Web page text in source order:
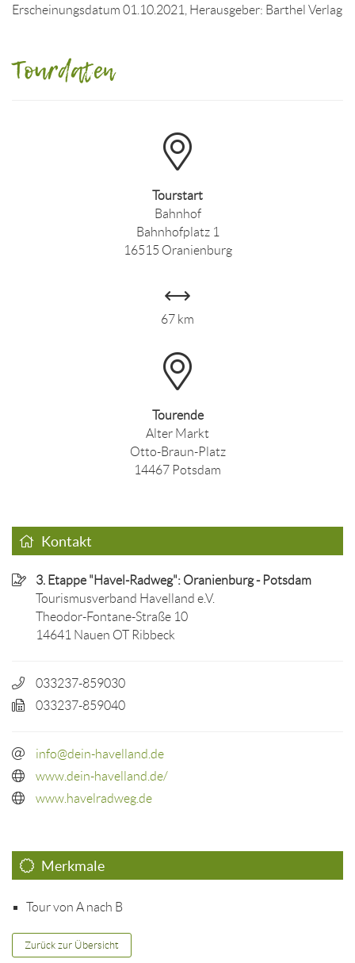
Erscheinungsdatum 01.10.2021, Herausgeber: Barthel Verlag
Tourdaten
Tourstart
Bahnhof
Bahnhofplatz 1
16515 Oranienburg
67 km
Tourende
Alter Markt
Otto-Braun-Platz
14467 Potsdam
Kontakt
3. Etappe "Havel-Radweg": Oranienburg - Potsdam
Tourismusverband Havelland e.V.
Theodor-Fontane-Straße 10
14641 Nauen OT Ribbeck
033237-859030
033237-859040
info@dein-havelland.de
www.dein-havelland.de/
www.havelradweg.de
Merkmale
Tour von A nach B
Zurück zur Übersicht